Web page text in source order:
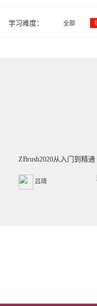
学习难度： 全部
ZBrush2020从入门到精通
吕琦